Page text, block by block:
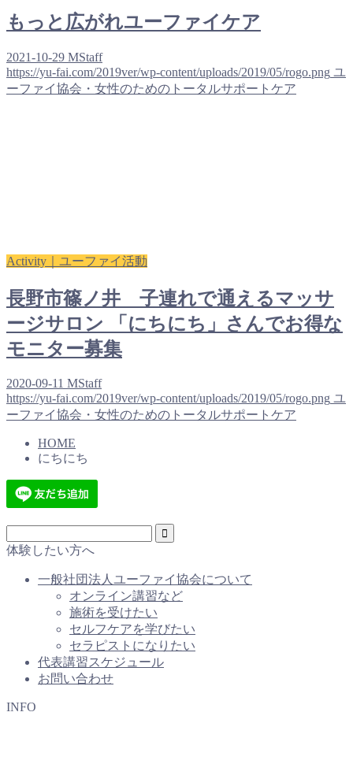
もっと広がれユーファイケア
2021-10-29 MStaff
https://yu-fai.com/2019ver/wp-content/uploads/2019/05/rogo.png ユ
ーファイ協会・女性のためのトータルサポートケア
Activity｜ユーファイ活動
長野市篠ノ井 子連れで通えるマッサ
ージサロン 「にちにち」さんでお得な
モニター募集
2020-09-11 MStaff
https://yu-fai.com/2019ver/wp-content/uploads/2019/05/rogo.png ユ
ーファイ協会・女性のためのトータルサポートケア
HOME
にちにち
体験したい方へ
一般社団法人ユーファイ協会について
オンライン講習など
施術を受けたい
セルフケアを学びたい
セラピストになりたい
代表講習スケジュール
お問い合わせ
INFO